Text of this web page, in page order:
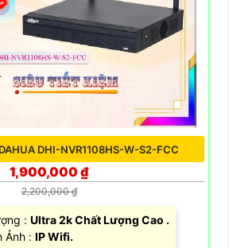
DHI-NVR1108HS-W-S2-FCC
1,900,000 ₫
2,200,000 ₫
: Ultra 2k Chất Lượng Cao .
Ảnh : IP Wifi.